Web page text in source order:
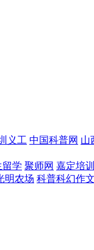
义工 中国科普网 山
留学 聚师网 嘉定培
明农场 科普科幻作